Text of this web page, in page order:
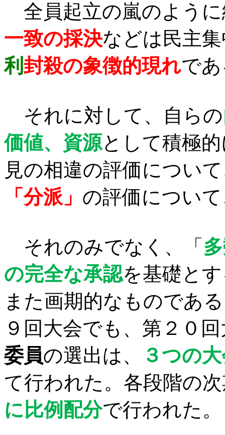
全員起立の嵐のように
一致の採決などは民主
利 封殺の象徴的現れで
それに対して、自らの
価値、資源として積極
見の相違の評価につい
「分派」 の評価につい
それのみでなく、「
の完全な承認を基礎と
また画期的なものであ
９回大会でも、第２０
委員の選出は、
３つの
て行われた。各段階の
に比例配分で行われた。